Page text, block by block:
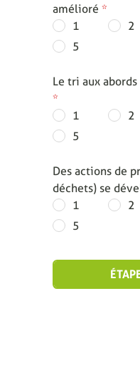
amélioré *
1
2
5
Le tri aux
*
1
2
5
Des actions de
déchets) se
1
2
5